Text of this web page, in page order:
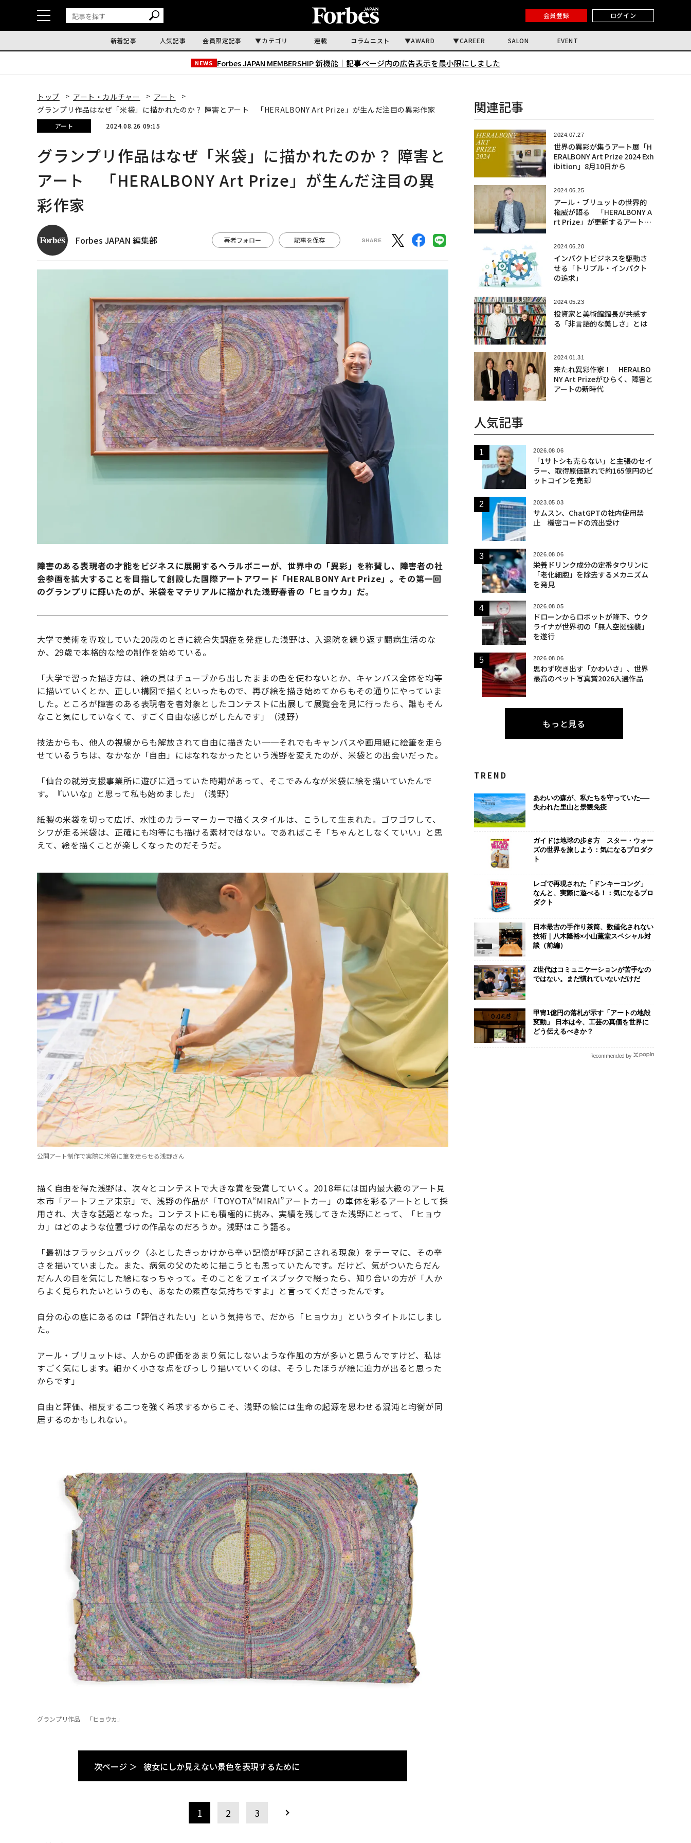
会員登録 ログイン
新着記事 人気記事 会員限定記事 カテゴリ 連載 コラムニスト AWARD CAREER SALON EVENT
NEWS Forbes JAPAN MEMBERSHIP 新機能｜ 記事ページ内の広告表示を最小限にしました
トップ アート・カルチャー
アート
グランプリ作品はなぜ「米袋」に描かれたのか？ 障害とアート 「HERALBONY Art Prize」が生んだ注目の異彩作家
アート 2024.08.26 09:15
グランプリ作品はなぜ「米袋」に描かれたのか？ 障害と
アート 「HERALBONY Art Prize」が生んだ注目の異
彩作家
Forbes JAPAN 編集部 著者フォロー 記事を保存
障害のある表現者の才能をビジネスに展開するヘラルボニーが、世界中の「異彩」を称賛し、障害者の社
会参画を拡大することを目指して創設した国際アートアワード「HERALBONY Art Prize」。その第一回
のグランプリに輝いたのが、米袋をマテリアルに描かれた浅野春香の「ヒョウカ」だ。
大学で美術を専攻していた20歳のときに統合失調症を発症した浅野は、入退院を繰り返す闘病生活のな
か、29歳で本格的な絵の制作を始めている。
「大学で習った描き方は、絵の具はチューブから出したままの色を使わないとか、キャンバス全体を均等
に描いていくとか、正しい構図で描くといったもので、再び絵を描き始めてからもその通りにやっていま
した。ところが障害のある表現者を者対象としたコンテストに出展して展覧会を見に行ったら、誰もそん
なこと気にしていなくて、すごく自由な感じがしたんです」（浅野）
技法からも、他人の視線からも解放されて自由に描きたい──それでもキャンバスや画用紙に絵筆を走ら
せているうちは、なかなか「自由」にはなれなかったという浅野を変えたのが、米袋との出会いだった。
「仙台の就労支援事業所に遊びに通っていた時期があって、そこでみんなが米袋に絵を描いていたんで
す。『いいな』と思って私も始めました」（浅野）
紙製の米袋を切って広げ、水性のカラーマーカーで描くスタイルは、こうして生まれた。ゴワゴワして、
シワが走る米袋は、正確にも均等にも描ける素材ではない。であればこそ「ちゃんとしなくていい」と思
えて、絵を描くことが楽しくなったのだそうだ。
公開アート制作で実際に米袋に筆を走らせる浅野さん
描く自由を得た浅野は、次々とコンテストで大きな賞を受賞していく。2018年には国内最大級のアート見
本市「アートフェア東京」で、浅野の作品が「TOYOTA“MIRAI”アートカー」の車体を彩るアートとして採
用され、大きな話題となった。コンテストにも積極的に挑み、実績を残してきた浅野にとって、「ヒョウ
カ」はどのような位置づけの作品なのだろうか。浅野はこう語る。
「最初はフラッシュバック（ふとしたきっかけから辛い記憶が呼び起こされる現象）をテーマに、その辛
さを描いていました。また、病気の父のために描こうとも思っていたんです。だけど、気がついたらだん
だん人の目を気にした絵になっちゃって。そのことをフェイスブックで綴ったら、知り合いの方が「人か
らよく見られたいというのも、あなたの素直な気持ちですよ」と言ってくださったんです。
自分の心の底にあるのは「評価されたい」という気持ちで、だから「ヒョウカ」というタイトルにしまし
た。
アール・ブリュットは、人からの評価をあまり気にしないような作風の方が多いと思うんですけど、私は
すごく気にします。細かく小さな点をびっしり描いていくのは、そうしたほうが絵に迫力が出ると思った
からです」
自由と評価、相反する二つを強く希求するからこそ、浅野の絵には生命の起源を思わせる混沌と均衡が同
居するのかもしれない。
グランプリ作品 「ヒョウカ」
次ページ ＞ 彼女にしか見えない景色を表現するために
1 2 3
関連記事
2024.07.27
世界の異彩が集うアート展「H
ERALBONY Art Prize 2024 Exh
ibition」8月10日から
2024.06.25
アール・ブリュットの世界的
権威が語る 「HERALBONY A
rt Prize」が更新するアートの
2024.06.20
インパクトビジネスを駆動さ
せる「トリプル・インパクト
の追求」
2024.05.23
投資家と美術館館長が共感す
る「非言語的な美しさ」とは
2024.01.31
来たれ異彩作家！ HERALBO
NY Art Prizeがひらく、障害と
アートの新時代
人気記事
2026.08.06
「1サトシも売らない」と主張のセイ
ラー、取得原価割れで約165億円のビ
ットコインを売却
2023.05.03
サムスン、ChatGPTの社内使用禁
止 機密コードの流出受け
2026.08.06
栄養ドリンク成分の定番タウリンに
「老化細胞」を除去するメカニズム
を発見
2026.08.05
ドローンからロボットが降下、ウク
ライナが世界初の「無人空挺強襲」
を遂行
2026.08.06
思わず吹き出す「かわいさ」、世界
最高のペット写真賞2026入選作品
もっと見る
TREND
あわいの森が、私たちを守っていた──
失われた里山と景観免疫
ガイドは地球の歩き方 スター・ウォー
ズの世界を旅しよう：気になるプロダク
ト
レゴで再現された「ドンキーコング」
なんと、実際に遊べる！：気になるプロ
ダクト
日本最古の手作り茶筒、数値化されない
技術｜八木隆裕×小山薫堂スペシャル対
談（前編）
Z世代はコミュニケーションが苦手なの
ではない。まだ慣れていないだけだ
甲冑1億円の落札が示す「アートの地殻
変動」 日本は今、工芸の真価を世界に
どう伝えるべきか？
Recommended by